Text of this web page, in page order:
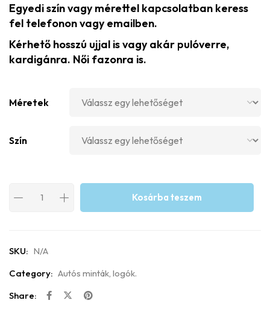
Egyedi szín vagy mérettel kapcsolatban keress
fel telefonon vagy emailben.
Kérhető hosszú ujjal is vagy akár pulóverre,
kardigánra. Női fazonra is.
Méretek
Szín
Kosárba teszem
SKU: N/A
Category: Autós minták, logók.
Share: